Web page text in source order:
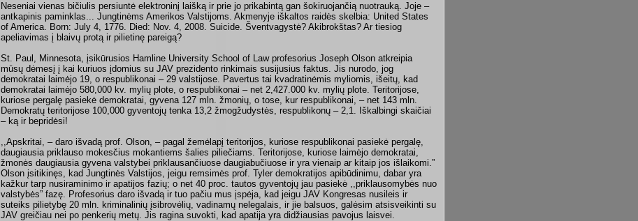
Neseniai vienas bičiulis persiuntė elektroninį laišką ir prie jo prikabintą gan šokiruojančią nuotrauką. Joje –
antkapinis paminklas... Jungtinėms Amerikos Valstijoms. Akmenyje iškaltos raidės skelbia: United States
of America. Born: July 4, 1776. Died: Nov. 4, 2008. Suicide. Šventvagystė? Akibrokštas? Ar tiesiog
apeliavimas į blaivų protą ir pilietinę pareigą?
St. Paul, Minnesota, įsikūrusios Hamline University School of Law profesorius Joseph Olson atkreipia
mūsų dėmesį į kai kuriuos įdomius su JAV prezidento rinkimais susijusius faktus. Jis nurodo, jog
demokratai laimėjo 19, o respublikonai – 29 valstijose. Pavertus tai kvadratinėmis myliomis, išeitų, kad
demokratai laimėjo 580,000 kv. mylių plote, o respublikonai – net 2,427.000 kv. mylių plote. Teritorijose,
kuriose pergalę pasiekė demokratai, gyvena 127 mln. žmonių, o tose, kur respublikonai, – net 143 mln.
Demokratų teritorijose 100,000 gyventojų tenka 13,2 žmogžudystės, respublikonų – 2,1. Iškalbingi skaičiai
– ką ir bepridėsi!
,,Apskritai, – daro išvadą prof. Olson, – pagal žemėlapį teritorijos, kuriose respublikonai pasiekė pergalę,
daugiausia priklauso mokesčius mokantiems šalies piliečiams. Teritorijose, kuriose laimėjo demokratai,
žmonės daugiausia gyvena valstybei priklausančiuose daugiabučiuose ir yra vienaip ar kitaip jos išlaikomi.”
Olson įsitikinęs, kad Jungtinės Valstijos, jeigu remsimės prof. Tyler demokratijos apibūdinimu, dabar yra
kažkur tarp nusiraminimo ir apatijos fazių; o net 40 proc. tautos gyventojų jau pasiekė ,,priklausomybės nuo
valstybės” fazę. Profesorius daro išvadą ir tuo pačiu mus įspėja, kad jeigu JAV Kongresas nusileis ir
suteiks pilietybę 20 mln. kriminalinių įsibrovėlių, vadinamų nelegalais, ir jie balsuos, galėsim atsisveikinti su
JAV greičiau nei po penkerių metų. Jis ragina suvokti, kad apatija yra didžiausias pavojus laisvei.